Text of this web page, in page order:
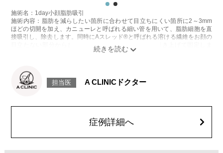
施術名：1day小顔脂肪吸引
施術内容：脂肪を減らしたい箇所に合わせて目立ちにくい箇所に2～3mm
ほどの切開を加え、カニューレと呼ばれる細い管を用いて、脂肪細胞を直
接吸引し、除去します。同時にAスレッド®と呼ばれる溶ける繊維をお顔の
目立たない部分から皮下へ挿入し、皮膚を内側から引き上げて固定しま
感などが術後一時的に生じることがございます。また、稀に貧血、細菌感
染症、左右差、施術箇所の知覚鈍麻、ぼこつき、硬結、瘢痕化、色素沈
顔の脂肪吸引箇所の追加 1ヶ所ごと+162,800円(税込)
オプション：笑気麻酔 3,300円(税込)
入する施術です。あご先にボリュームを加えることで、輪郭にメリハリを
担当医 A CLINICドクター
症例詳細へ